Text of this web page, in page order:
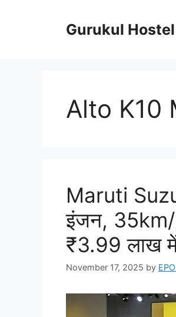
Gurukul
Alto K10
Maruti
इंजन, 35km/l
₹3.99 लाख
November 17, 2025 by